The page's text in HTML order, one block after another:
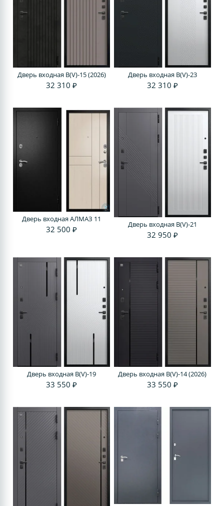
Дверь входная В(V)-15 (2026)
32 310 ₽
Дверь входная В(V)-23
32 310 ₽
Дверь входная АЛМАЗ 11
32 500 ₽ Дверь входная В(V)-21
32 950 ₽
Дверь входная В(V)-19
33 550 ₽
Дверь входная В(V)-14 (2026)
33 550 ₽